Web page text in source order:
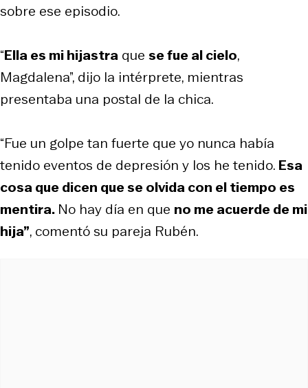
sobre ese episodio.
“Ella es mi hijastra que se fue al cielo,
Magdalena”, dijo la intérprete, mientras
presentaba una postal de la chica.
“Fue un golpe tan fuerte que yo nunca había
tenido eventos de depresión y los he tenido. Esa
cosa que dicen que se olvida con el tiempo es
mentira. No hay día en que no me acuerde de mi
hija”, comentó su pareja Rubén.